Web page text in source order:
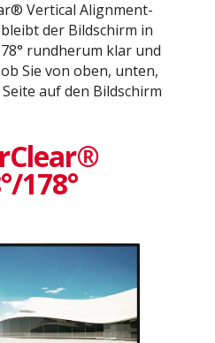
Vertical Alignment-
der Bildschirm in
rundherum klar und
Sie von oben, unten,
auf den Bildschirm
178°